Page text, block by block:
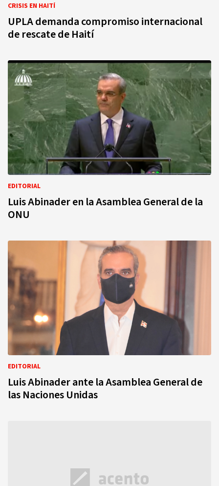
CRISIS EN HAITÍ
UPLA demanda compromiso internacional
de rescate de Haití
EDITORIAL
Luis Abinader en la Asamblea General de la
ONU
EDITORIAL
Luis Abinader ante la Asamblea General de
las Naciones Unidas